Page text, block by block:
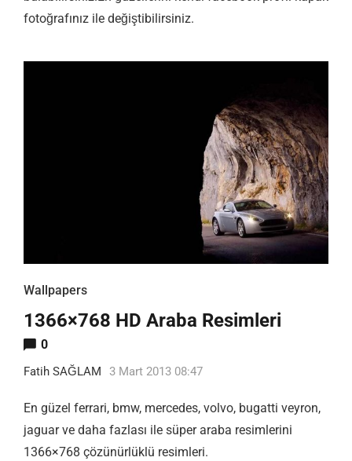
fotoğrafınız ile değiştibilirsiniz.
Wallpapers
1366×768 HD Araba Resimleri
0
Fatih SAĞLAM 3 Mart 2013 08:47
En güzel ferrari, bmw, mercedes, volvo, bugatti veyron,
jaguar ve daha fazlası ile süper araba resimlerini
1366×768 çözünürlüklü resimleri.